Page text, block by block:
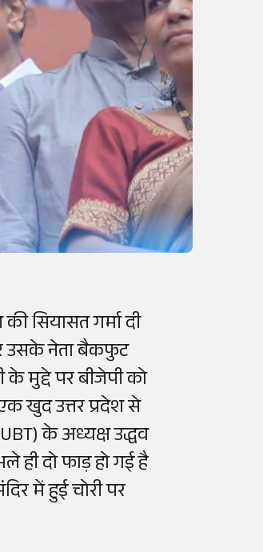
सियासत गर्मा दी
उसके नेता बैकफुट
मुद्दे पर बीजेपी को
खुद उत्तर प्रदेश से
के अध्यक्ष उद्धव
ही दो फाड़ हो गई है
में हुई चोरी पर